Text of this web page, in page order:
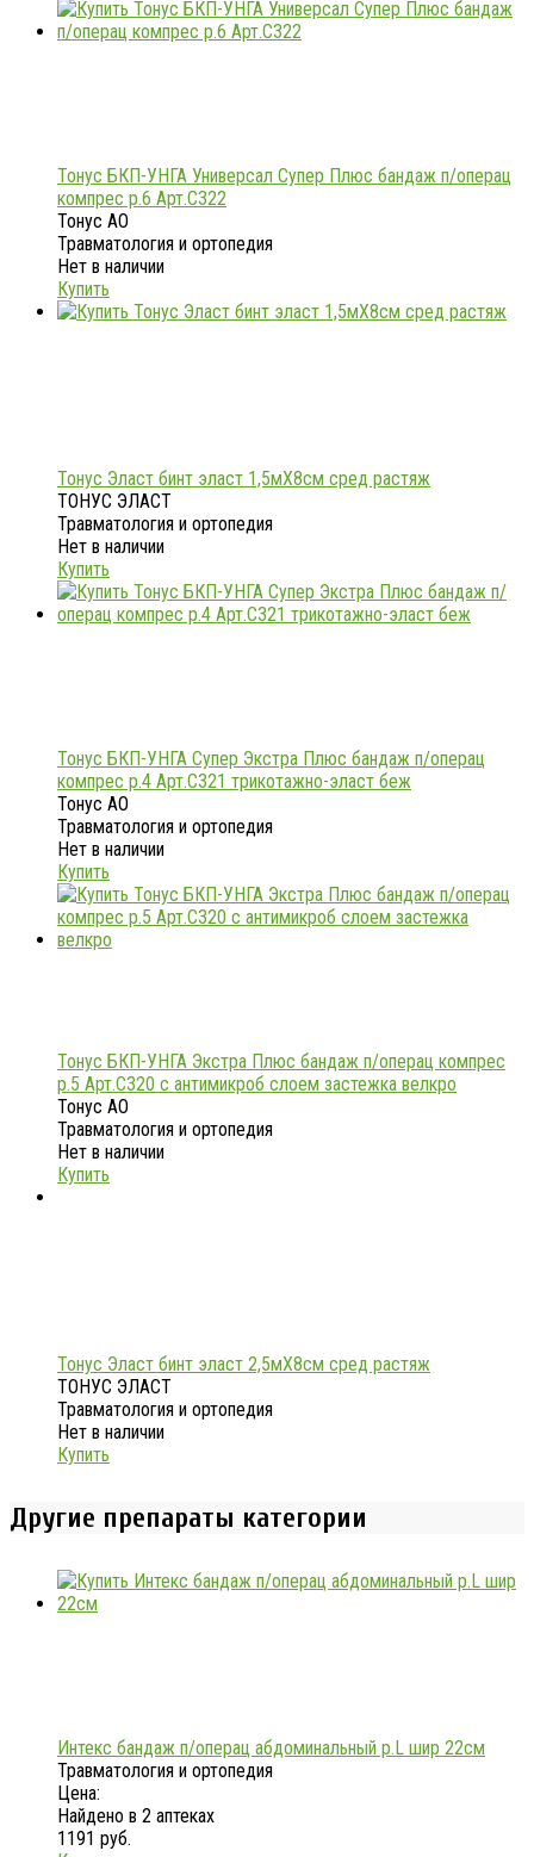
Тонус БКП-УНГА Универсал Супер Плюс бандаж п/операц
компрес р.6 Арт.С322
Тонус АО
Травматология и ортопедия
Нет в наличии
Купить
Тонус Эласт бинт эласт 1,5мX8см сред растяж
ТОНУС ЭЛАСТ
Травматология и ортопедия
Нет в наличии
Купить
Тонус БКП-УНГА Супер Экстра Плюс бандаж п/операц
компрес р.4 Арт.С321 трикотажно-эласт беж
Тонус АО
Травматология и ортопедия
Нет в наличии
Купить
Тонус БКП-УНГА Экстра Плюс бандаж п/операц компрес
р.5 Арт.С320 с антимикроб слоем застежка велкро
Тонус АО
Травматология и ортопедия
Нет в наличии
Купить
Тонус Эласт бинт эласт 2,5мX8см сред растяж
ТОНУС ЭЛАСТ
Травматология и ортопедия
Нет в наличии
Купить
Другие препараты категории
Интекс бандаж п/операц абдоминальный р.L шир 22см
Травматология и ортопедия
Цена:
Найдено в 2 аптеках
1191 руб.